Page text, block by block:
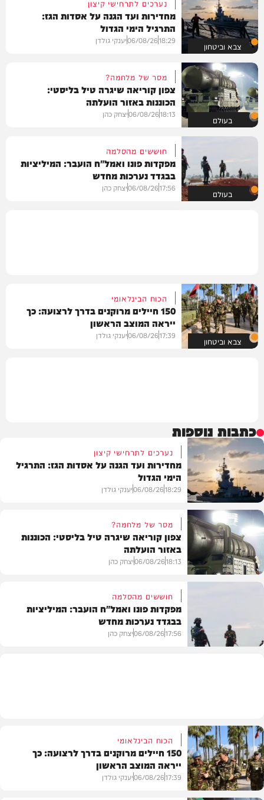
צבא וביטחון
נערכים לתרחישי קיצון
מחדירות ועד הגנה על אסדות הגז:
התרגיל הימי הגדול
18:29
06/08/26יענקי גולדן
בעולם
מסר של מלחמה?
צפון קוריאה שיגרה טיל בליסטי:
הכוננות באזור הועלתה
18:13
06/08/26יצחק כהן
בעולם
חוששים מהסלמה
מפקדות פונו ואמל"ח הועבר: המיליציות
בבגדד נערכות מחדש
17:56
06/08/26יצחק כהן
צבא וביטחון
הכוח הבינלאומי
150 חיילים מרוקנים בדרך לרצועה: כך
ייראה המוצב הראשון
17:39
06/08/26יענקי גולדן
כתבות נוספות
צבא וביטחון
נערכים לתרחישי קיצון
מחדירות ועד הגנה על אסדות הגז: התרגיל
הימי הגדול
18:29
06/08/26יענקי גולדן
מסר של מלחמה?
צפון קוריאה שיגרה טיל בליסטי: הכוננות
באזור הועלתה
18:13
06/08/26יצחק כהן
חוששים מהסלמה
מפקדות פונו ואמל"ח הועבר: המיליציות
בבגדד נערכות מחדש
17:56
06/08/26יצחק כהן
הכוח הבינלאומי
150 חיילים מרוקנים בדרך לרצועה: כך
ייראה המוצב הראשון
17:39
06/08/26יענקי גולדן